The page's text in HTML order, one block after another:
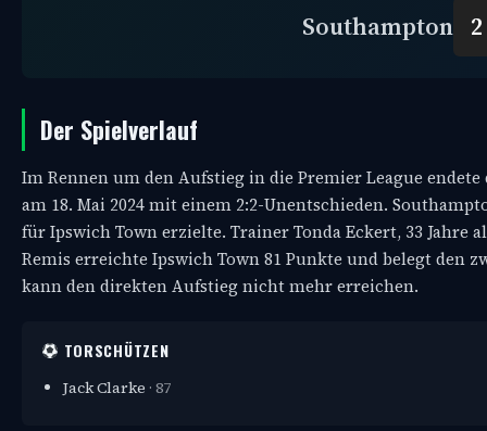
Southampton
Der Spielverlauf
Im Rennen um den Aufstieg in die Premier League
am 18. Mai 2024 mit einem 2:2-Unentschieden.
für Ipswich Town erzielte. Trainer Tonda Eckert, 33 Jahre
Remis erreichte Ipswich Town 81 Punkte und belegt den
kann den direkten Aufstieg nicht mehr erreichen.
TORSCHÜTZEN
Jack Clarke · 87